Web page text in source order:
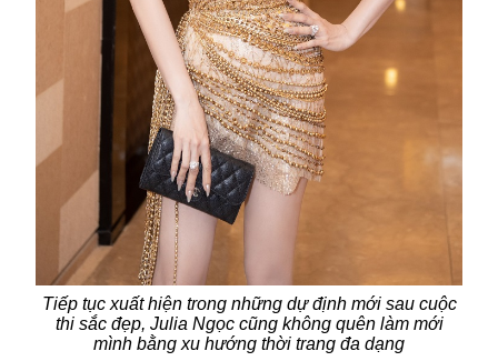
Tiếp tục xuất hiện trong những dự định mới sau cuộc
thi sắc đẹp, Julia Ngọc cũng không quên làm mới
mình bằng xu hướng thời trang đa dạng